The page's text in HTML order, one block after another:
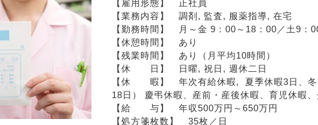
【雇用形態】　正社員
【業務内容】　調剤, 監査, 服薬指導, 在宅
【勤務時間】　月～金 9：00～18：00／土9：
【休憩時間】　あり
【残業時間】　あり（月平均10時間）
【休　　日】　日曜, 祝日, 週休二日
【休　　暇】　年次有給休暇,  夏季休暇3日、
18日） 慶弔休暇、産前・産後休暇、育児休暇
【給　　与】　年収500万円～650万円
【処方箋枚数】　35枚／日